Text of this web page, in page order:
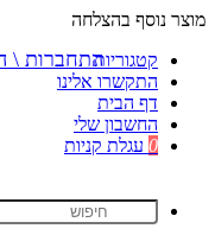
מוצר נוסף בהצלחה
קטגוריות
התקשרו אלינו
דף הבית
החשבון שלי
0 עגלת קניות
התחברות \